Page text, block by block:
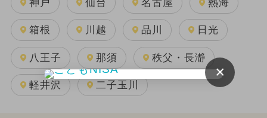
神戸 仙台 名古屋 熱海
箱根 川越 品川 日光
八王子 那須 秩父・長瀞
軽井沢 二子玉川
×